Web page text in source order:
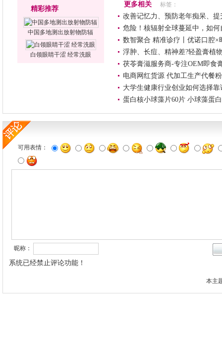
精彩推荐
中国多地测出放射物防辐
白领眼睛干涩 经常洗眼
更多相关 标签：
改善记忆力、预防老年痴呆、
危险！核辐射全球蔓延中，如
数智聚合 精准诊疗丨优诺口腔×
浮肿、长痘、精神差?轻盈膏植
茯苓膏滋服务商-专注OEM即食
电商网红货源 代加工生产代餐
大学生健康行业创业如何选择
蛋白核小球藻片60片 小球藻蛋
可用表情：
昵称：
系统已经禁止评论功能！
本主